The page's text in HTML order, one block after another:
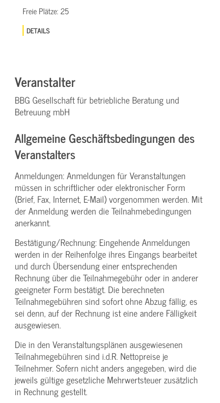
Freie Plätze:25
DETAILS
Veranstalter
BBG Gesellschaft für betriebliche Beratung und
Betreuung mbH
Allgemeine Geschäftsbedingungen des
Veranstalters
Anmeldungen: Anmeldungen für Veranstaltungen
müssen in schriftlicher oder elektronischer Form
(Brief, Fax, Internet, E-Mail) vorgenommen werden. Mit
der Anmeldung werden die Teilnahme­bedingungen
anerkannt.
Bestätigung­/Rechnung: Eingehende Anmeldungen
werden in der Reihenfolge ihres Eingangs bearbeitet
und durch Übersendung einer entsprechenden
Rechnung über die Teilnahmegebühr oder in anderer
geeigneter Form bestätigt. Die berechneten
Teilnahmegebühren sind sofort ohne Abzug fällig, es
sei denn, auf der Rechnung ist eine andere Fälligkeit
ausgewiesen.
Die in den Veranstaltungsplänen ausgewiesenen
Teilnahmegebühren sind i.d.R. Nettopreise je
Teilnehmer. Sofern nicht anders angegeben, wird die
jeweils gültige gesetzliche Mehrwertsteuer zusätzlich
in Rechnung gestellt.